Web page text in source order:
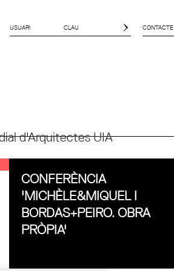
CONTACTE
d'Arquitectes UIA
CONFERÈNCIA
'MICHÈLE&MIQUEL I
BORDAS+PEIRO. OBRA
PRÒPIA'